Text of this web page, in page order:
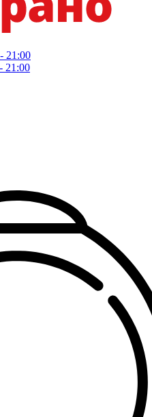
21:00
21:00